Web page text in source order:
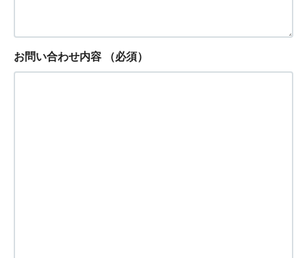
お問い合わせ内容 （必須）